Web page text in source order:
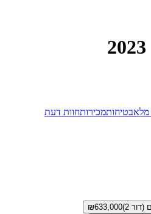
2023
בטיחותמכירותחוות דעת
₪633,000